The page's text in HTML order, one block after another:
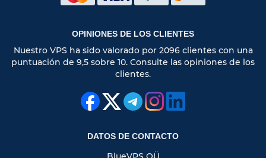
OPINIONES DE LOS CLIENTES
Nuestro VPS ha sido valorado por 2096 clientes con una
puntuación de 9,5 sobre 10. Consulte las opiniones de los
clientes.
DATOS DE CONTACTO